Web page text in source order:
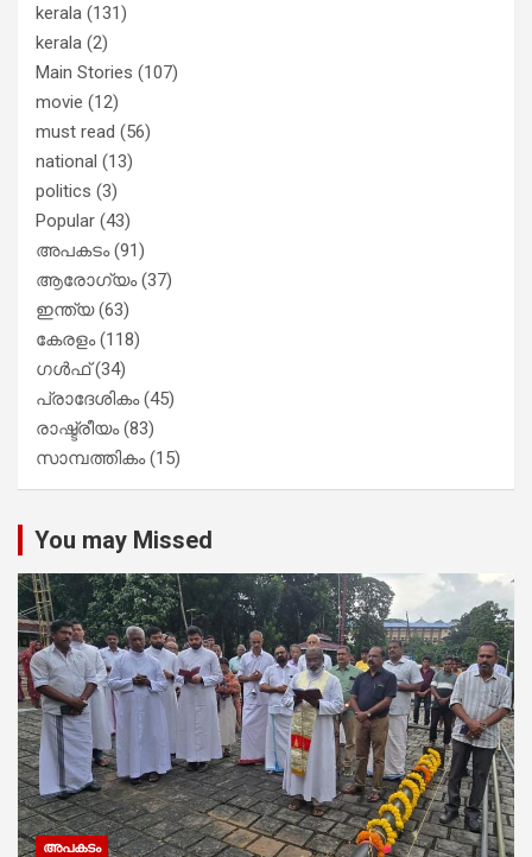
kerala (131)
kerala (2)
Main Stories (107)
movie (12)
must read (56)
national (13)
politics (3)
Popular (43)
അപകടം(91)
ആരോഗ്യം(37)
ഇന്ത്യ(63)
കേരളം(118)
ഗൾഫ്(34)
പ്രാദേശികം(45)
രാഷ്ട്രീയം(83)
സാമ്പത്തികം(15)
You may Missed
അപകടം